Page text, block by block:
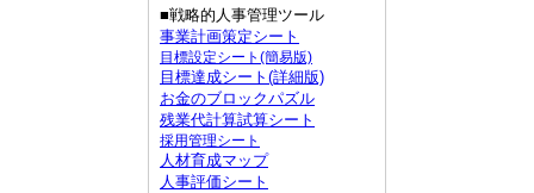
■戦略的人事管理ツール
事業計画策定シート
目標設定シート(簡易版)
目標達成シート(詳細版)
お金のブロックパズル
残業代計算試算シート
採用管理シート
人材育成マップ
人事評価シート